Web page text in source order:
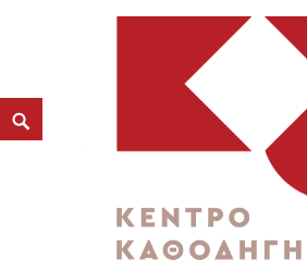
ΚΑΤΗΓΟΡΊΑ: